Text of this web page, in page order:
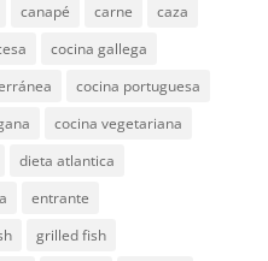
canapé carne
caza
cocina gallega
cocina portuguesa
cocina vegetariana
dieta atlantica
entrante
grilled fish